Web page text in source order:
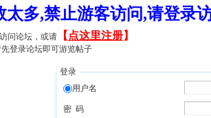
太多,禁止游客访问,请登
问论坛，或请 【 点这里注册】
登录论坛即可游览帖子
登录
用户名
密 码